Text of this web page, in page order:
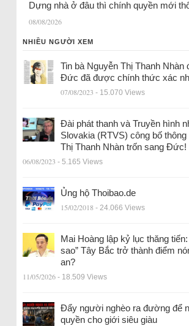
Dựng nhà ở đâu thì chính quyền mới
08/08/2026
NHIỀU NGƯỜI XEM
Tin bà Nguyễn Thị Thanh Nhàn
Đức đã được chính thức xác
07/08/2023 - 15.070 Views
Đài phát thanh và Truyền hình
Slovakia (RTVS) công bố
Thị Thanh Nhàn trốn sang Đức!
06/08/2023 - 5.165 Views
Ủng hộ Thoibao.de
15/02/2018 - 24.066 Views
Mai Hoàng lập kỷ lục thăng
sao” Tây Bắc trở thành điểm
an?
11/05/2026 - 18.509 Views
Đẩy người nghèo ra đường để
quyền cho giới siêu giàu